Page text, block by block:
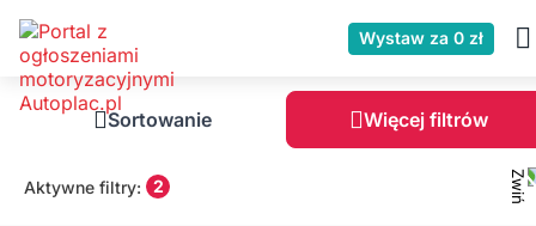
Wystaw za 0 zł
Sortowanie Więcej filtrów
Aktywne filtry: 2